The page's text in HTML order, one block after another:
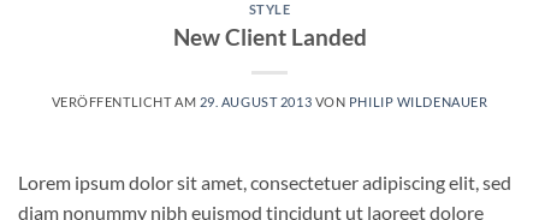
STYLE
New Client Landed
VERÖFFENTLICHT AM 29. AUGUST 2013 VON PHILIP WILDENAUER
Lorem ipsum dolor sit amet, consectetuer adipiscing elit, sed
diam nonummy nibh euismod tincidunt ut laoreet dolore